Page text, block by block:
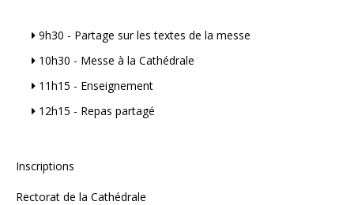
9h30 - Partage sur les textes de la messe
10h30 - Messe à la Cathédrale
11h15 - Enseignement
12h15 - Repas partagé
Inscriptions
Rectorat de la Cathédrale